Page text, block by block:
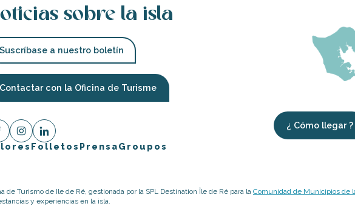
sobre la isla
Suscríbase a nuestro boletín
Contactar con la Oficina de Turisme
Folletos PrensaGroupos
¿ Cómo llegar ?
de Turismo de Ile de Ré, gestionada por la SPL Destination Île de Ré para la Comunidad de Municipios de
y experiencias en la isla.